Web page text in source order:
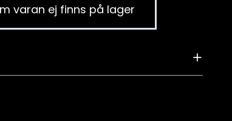
varan ej finns på lager